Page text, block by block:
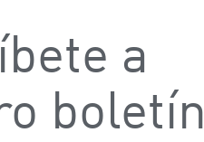
a
boletín